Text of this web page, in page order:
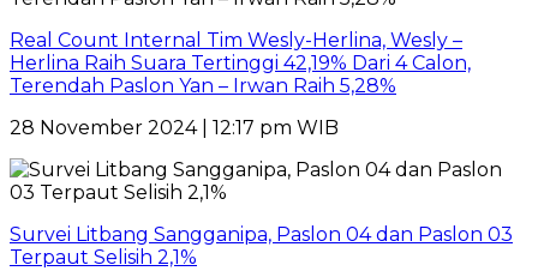
Real Count Internal Tim Wesly-Herlina, Wesly –
Herlina Raih Suara Tertinggi 42,19% Dari 4 Calon,
Terendah Paslon Yan – Irwan Raih 5,28%
28 November 2024 | 12:17 pm WIB
Survei Litbang Sangganipa, Paslon 04 dan Paslon 03
Terpaut Selisih 2,1%